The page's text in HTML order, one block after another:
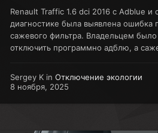
Renault Traffic 1.6 dci 2016 c Adblue
диагностике была выявлена ошибка
сажевого фильтра. Владельцем
отключить программно адблю, а
Sergey K in Отключение экологии
8 ноября, 2025